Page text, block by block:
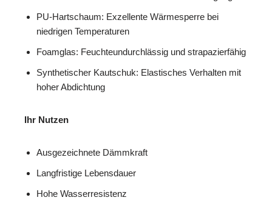
PU-Hartschaum: Exzellente Wärmesperre bei
niedrigen Temperaturen
Foamglas: Feuchteundurchlässig und strapazierfähig
Synthetischer Kautschuk: Elastisches Verhalten mit
hoher Abdichtung
Ihr Nutzen
Ausgezeichnete Dämmkraft
Langfristige Lebensdauer
Hohe Wasserresistenz